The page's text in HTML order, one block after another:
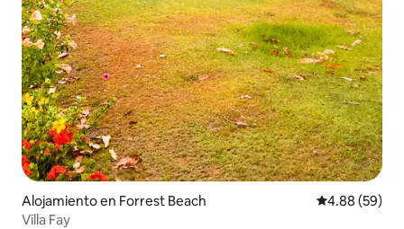
Alojamiento en Forrest Beach Calificación
4.88 (59)
Villa Fay